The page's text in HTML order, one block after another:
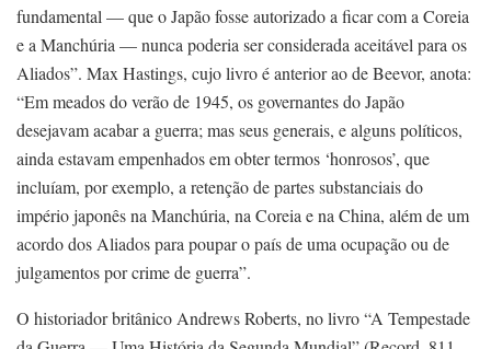
fundamental — que o Japão fosse autorizado a ficar com a Coreia
e a Manchúria — nunca poderia ser considerada aceitável para os
Aliados”. Max Hastings, cujo livro é anterior ao de Beevor, anota:
“Em meados do verão de 1945, os governantes do Japão
desejavam acabar a guerra; mas seus generais, e alguns políticos,
ainda estavam empenhados em obter termos ‘honrosos’, que
incluíam, por exemplo, a retenção de partes substanciais do
império japonês na Manchúria, na Coreia e na China, além de um
acordo dos Aliados para poupar o país de uma ocupação ou de
julgamentos por crime de guerra”.
O historiador britânico Andrews Roberts, no livro “A Tempestade